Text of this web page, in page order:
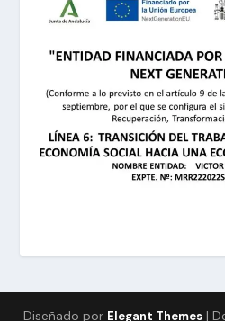
Diseñado por Elegant Themes |